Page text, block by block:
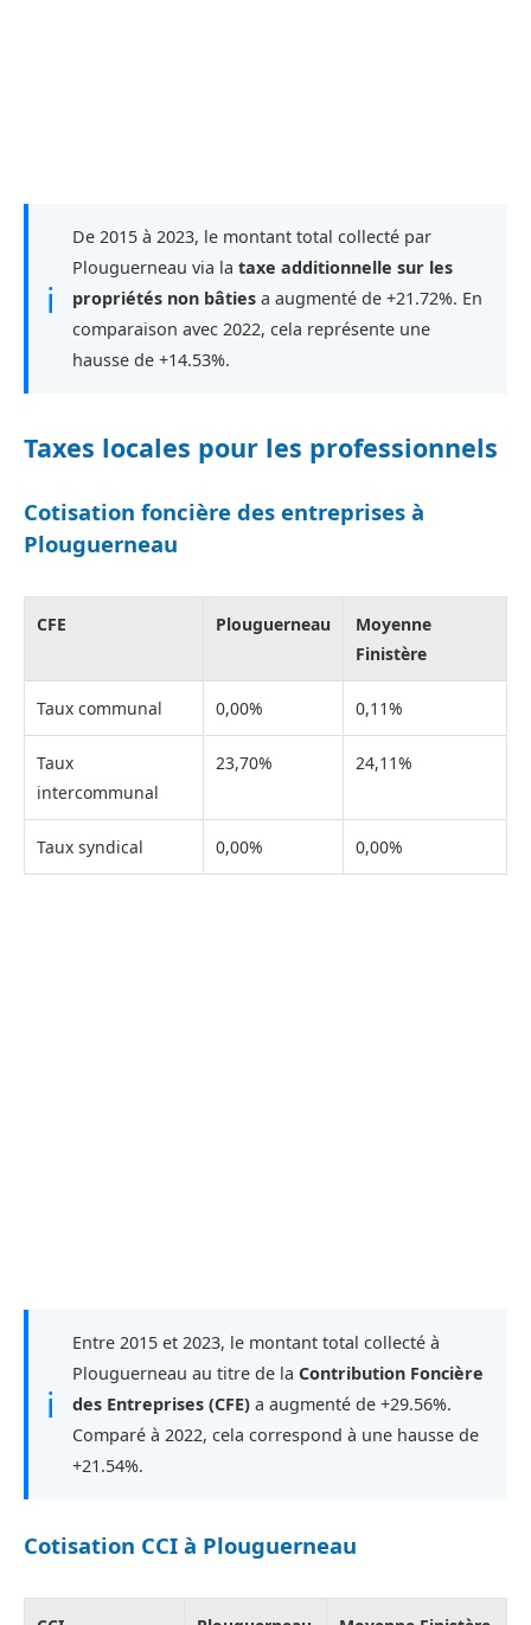
ℹ
De 2015 à 2023, le montant total collecté par
Plouguerneau via la taxe additionnelle sur les
propriétés non bâties a augmenté de +21.72%. En
comparaison avec 2022, cela représente une
hausse de +14.53%.
Taxes locales pour les professionnels
Cotisation foncière des entreprises à
Plouguerneau
CFE Plouguerneau
Moyenne
Finistère
Taux communal 0,00% 0,11%
Taux
intercommunal
23,70% 24,11%
Taux syndical 0,00% 0,00%
ℹ
Entre 2015 et 2023, le montant total collecté à
Plouguerneau au titre de la Contribution Foncière
des Entreprises (CFE) a augmenté de +29.56%.
Comparé à 2022, cela correspond à une hausse de
+21.54%.
Cotisation CCI à Plouguerneau